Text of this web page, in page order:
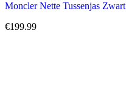
Moncler Nette Tussenjas Zwart
€199.99